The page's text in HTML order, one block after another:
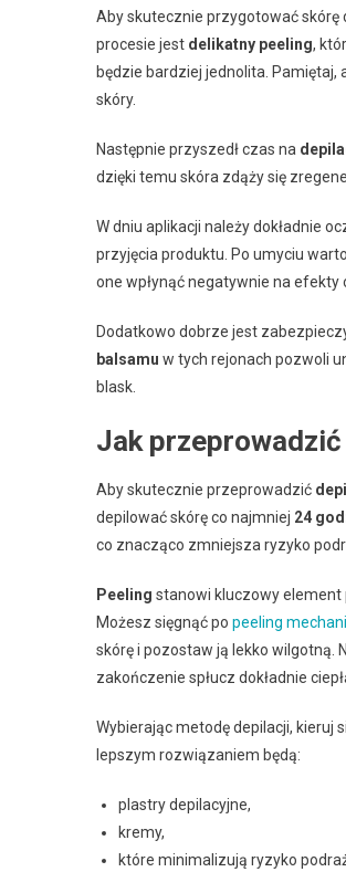
Aby skutecznie przygotować skórę
procesie jest delikatny peeling,
będzie bardziej jednolita. Pamiętaj,
skóry.
Następnie przyszedł czas na
dzięki temu skóra zdąży się
W dniu aplikacji należy dokładnie
przyjęcia produktu. Po umyciu
one wpłynąć negatywnie na efekty
Dodatkowo dobrze jest
balsamu w tych rejonach pozwoli
blask.
Jak
Aby skutecznie przeprowadzić
depilować skórę co najmniej 24
co znacząco zmniejsza ryzyko
Peeling stanowi kluczowy element
Możesz sięgnąć po peeling
skórę i pozostaw ją lekko wilgotną.
zakończenie spłucz dokładnie
Wybierając metodę depilacji, kieruj
lepszym rozwiązaniem będą:
plastry depilacyjne,
kremy,
które minimalizują ryzyko